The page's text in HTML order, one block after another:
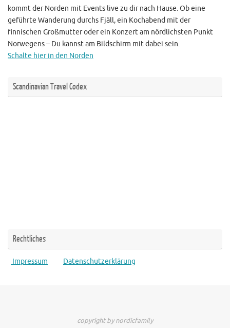
kommt der Norden mit Events live zu dir nach Hause. Ob eine
geführte Wanderung durchs Fjäll, ein Kochabend mit der
finnischen Großmutter oder ein Konzert am nördlichsten Punkt
Norwegens – Du kannst am Bildschirm mit dabei sein.
Schalte hier in den Norden
Scandinavian Travel Codex
Rechtliches
Impressum Datenschutzerklärung
copyright by nordicfamily